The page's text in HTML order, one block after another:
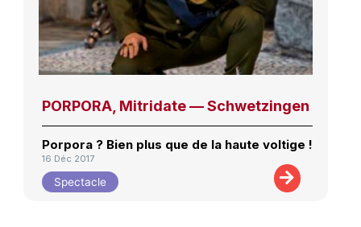
PORPORA, Mitridate — Schwetzingen
Porpora ? Bien plus que de la haute voltige !
16 Déc 2017
Spectacle